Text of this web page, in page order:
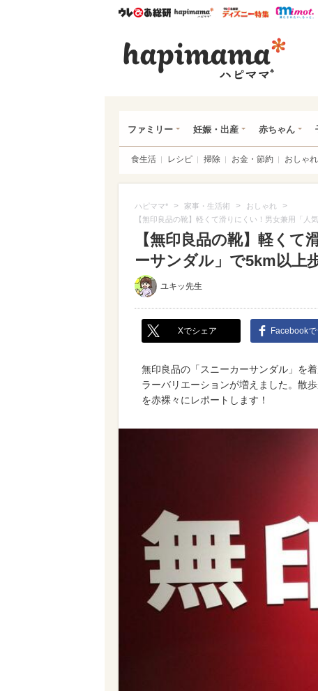
ウレぴあ総研ハピママ* ウレぴ
ファミリー 妊娠・出産 赤ちゃん
食生活 レシピ 掃除 お金・節約 おしゃれ
ハピママ* > 家事・生活術 > おしゃれ >
【無印良品の靴】軽くて滑りにくい！男女兼用「人
【無印良品の靴】軽くて
ーサンダル」で5km以上
ユキッ先生
Xでシェア Facebook
無印良品の「スニーカーサンダル」を
ラーバリエーションが増えました。散
を赤裸々にレポートします！